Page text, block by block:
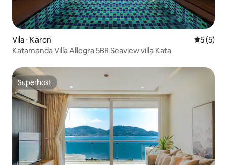
Vila ⋅ Karon 5 de
5 (5)
Katamanda Villa Allegra 5BR Seaview villa Kata
Superhost
Superhost